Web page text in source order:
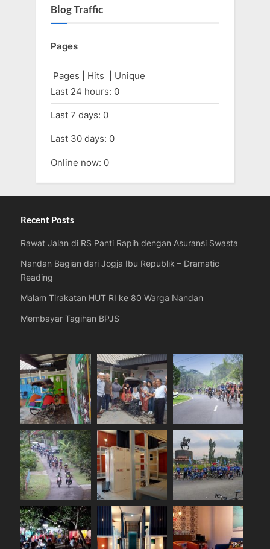
Blog Traffic
Pages
Pages Hits
Unique
Last 24 hours: 0
Last 7 days: 0
Last 30 days: 0
Online now: 0
Recent Posts
Rawat Jalan di RS Panti Rapih dengan Asuransi Swasta
Nandan Bagian dari Jogja Ibu Republik – Dramatic
Reading
Malam Tirakatan HUT RI ke 80 Warga Nandan
Membayar Tagihan BPJS